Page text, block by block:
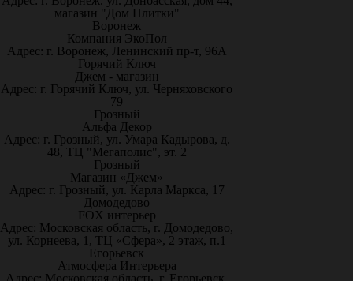
магазин "Дом Плитки"
Воронеж
Компания ЭкоПол
Адрес: г. Воронеж, Ленинский пр-т, 96А
Горячий Ключ
Джем - магазин
Адрес: г. Горячий Ключ, ул. Черняховского
79
Грозный
Альфа Декор
Адрес: г. Грозный, ул. Умара Кадырова, д.
48, ТЦ "Мегаполис", эт. 2
Грозный
Магазин «Джем»
Адрес: г. Грозный, ул. Карла Маркса, 17
Домодедово
FOX интерьер
Адрес: Московская область, г. Домодедово,
ул. Корнеева, 1, ТЦ «Сфера», 2 этаж, п.1
Егорьевск
Атмосфера Интерьера
Адрес: Московская область, г. Егорьевск,